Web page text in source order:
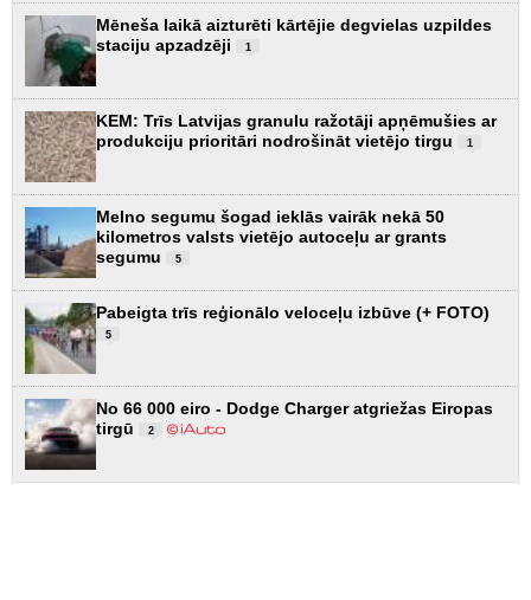
Mēneša laikā aizturēti kārtējie degvielas uzpildes
staciju apzadzēji
1
KEM: Trīs Latvijas granulu ražotāji apņēmušies ar
produkciju prioritāri nodrošināt vietējo tirgu
1
Melno segumu šogad ieklās vairāk nekā 50
kilometros valsts vietējo autoceļu ar grants
segumu
5
Pabeigta trīs reģionālo veloceļu izbūve (+ FOTO)
5
No 66 000 eiro - Dodge Charger atgriežas Eiropas
tirgū
2